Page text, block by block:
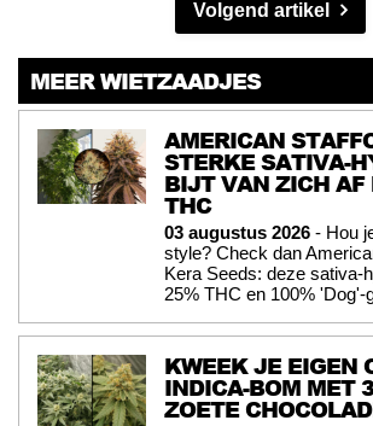
Volgend artikel
MEER WIETZAADJES
AMERICAN
STERKE SATIVA-
BIJT VAN ZICH AF
THC
03 augustus 2026 - Hou
style? Check dan
Kera Seeds: deze sativa-
25% THC en 100% 'Dog'-
KWEEK JE EIGEN
INDICA-BOM MET
ZOETE